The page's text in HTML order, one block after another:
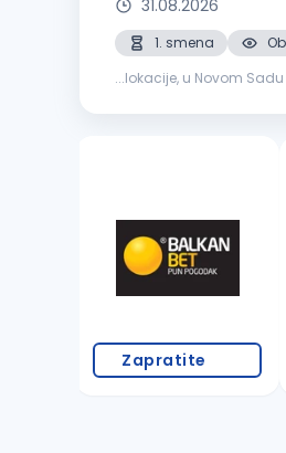
31.08.2026
1. smena
...lokacije, u Novom
Zapratite